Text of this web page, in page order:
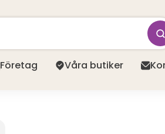
Företag Våra butiker